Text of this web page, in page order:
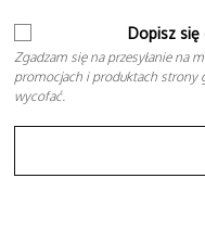
Dopisz
Zgadzam się na przesyłanie na
promocjach i produktach strony
wycofać.